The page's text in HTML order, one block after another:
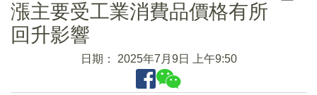
漲主要受工業消費品價格有所
回升影響
日期： 2025年7月9日 上午9:50